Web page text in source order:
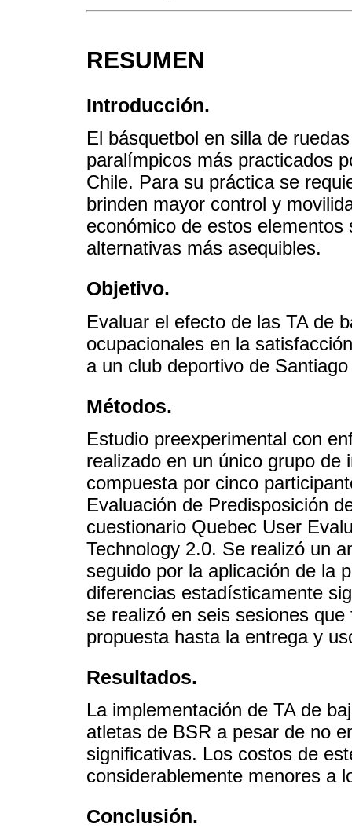
RESUMEN
Introducción.
El básquetbol en silla de
paralímpicos más practicados
Chile. Para su práctica se
brinden mayor control y
económico de estos
alternativas más asequibles.
Objetivo.
Evaluar el efecto de las TA de
ocupacionales en la
a un club deportivo de
Métodos.
Estudio preexperimental con
realizado en un único grupo
compuesta por cinco
Evaluación de Predisposición
cuestionario Quebec User
Technology 2.0. Se realizó un
seguido por la aplicación de la
diferencias estadísticamente
se realizó en seis sesiones
propuesta hasta la entrega y
Resultados.
La implementación de TA de
atletas de BSR a pesar de no
significativas. Los costos de
considerablemente menores a
Conclusión.